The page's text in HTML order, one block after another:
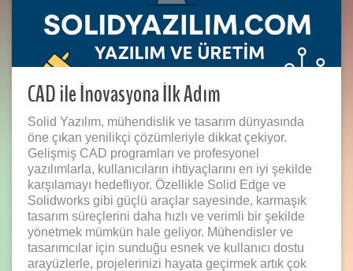
CAD ile İnovasyona İlk Adım
Solid Yazılım, mühendislik ve tasarım dünyasında
öne çıkan yenilikçi çözümleriyle dikkat çekiyor.
Gelişmiş CAD programları ve profesyonel
yazılımlarla, kullanıcıların ihtiyaçlarını en iyi şekilde
karşılamayı hedefliyor. Özellikle Solid Edge ve
Solidworks gibi güçlü araçlar sayesinde, karmaşık
tasarım süreçlerini daha hızlı ve verimli bir şekilde
yönetmek mümkün hale geliyor. Mühendisler ve
tasarımcılar için sunduğu esnek ve kullanıcı dostu
arayüzlerle, projelerinizi hayata geçirmek artık çok